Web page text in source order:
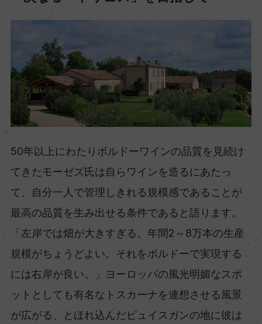
50年以上にわたりボルドーワインの品質を見続け
てきたモーゼズ氏は自らワインを造るにあたっ
て、自分一人で管理しきれる規模感であることが
最高の品質を生み出せる条件であると語ります。
「左岸では畑が大きすぎる。年間2～8万本の生産
規模がちょうどよい。それをボルドーで実現する
には右岸が良い。」ヨーロッパの風光明媚なスポ
ットとしても有名なトスカーナを連想させる風景
が広がる、とほれ込んだピュイスガンの地に彼は